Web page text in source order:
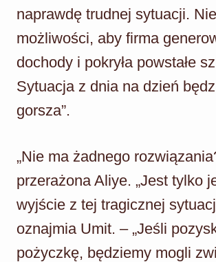
naprawdę trudnej sytuacji.
możliwości, aby firma
dochody i pokryła powstałe
Sytuacja z dnia na dzień
gorsza”.
„Nie ma żadnego
przerażona Aliye. „Jest tylko
wyjście z tej tragicznej
oznajmia Umit. – „Jeśli
pożyczkę, będziemy mogli